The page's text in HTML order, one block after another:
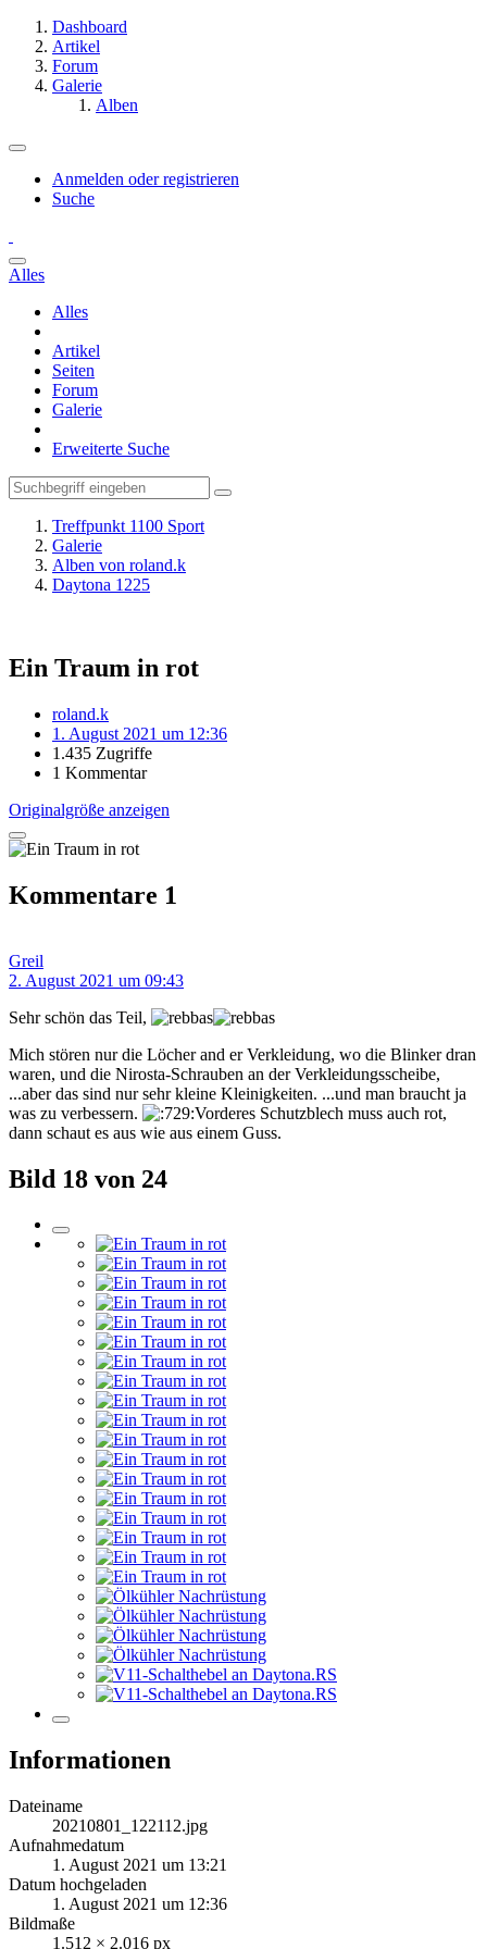
Dashboard
Artikel
Forum
Galerie
Alben
Anmelden oder registrieren
Suche
Alles
Alles
Artikel
Seiten
Forum
Galerie
Erweiterte Suche
Treffpunkt 1100 Sport
Galerie
Alben von roland.k
Daytona 1225
Ein Traum in rot
roland.k
1. August 2021 um 12:36
1.435 Zugriffe
1 Kommentar
Originalgröße anzeigen
Kommentare 1
Greil
2. August 2021 um 09:43
Sehr schön das Teil,
Mich stören nur die Löcher and er Verkleidung, wo die Blinker dran
waren, und die Nirosta-Schrauben an der Verkleidungsscheibe,
...aber das sind nur sehr kleine Kleinigkeiten. ...und man braucht ja
was zu verbessern.
Vorderes Schutzblech muss auch rot,
dann schaut es aus wie aus einem Guss.
Bild 18 von 24
Informationen
Dateiname
20210801_122112.jpg
Aufnahmedatum
1. August 2021 um 13:21
Datum hochgeladen
1. August 2021 um 12:36
Bildmaße
1.512 × 2.016 px